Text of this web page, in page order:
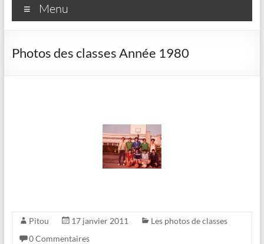
Menu
Photos des classes Année 1980
Pitou 17 janvier 2011
Les photos de classes
0 Commentaires